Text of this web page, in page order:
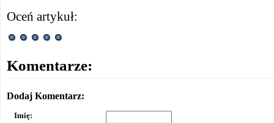
Oceń artykuł:
Komentarze:
Dodaj Komentarz:
Imię: